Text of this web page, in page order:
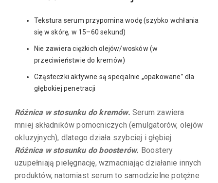
Tekstura serum przypomina wodę (szybko wchłania
się w skórę, w 15–60 sekund)
Nie zawiera ciężkich olejów/wosków (w
przeciwieństwie do kremów)
Cząsteczki aktywne są specjalnie „opakowane” dla
głębokiej penetracji
Różnica w stosunku do kremów. Serum zawiera
mniej składników pomocniczych (emulgatorów, olejów
okluzyjnych), dlatego działa szybciej i głębiej.
Różnica w stosunku do boosterów. Boostery
uzupełniają pielęgnację, wzmacniając działanie innych
produktów, natomiast serum to samodzielne potężne